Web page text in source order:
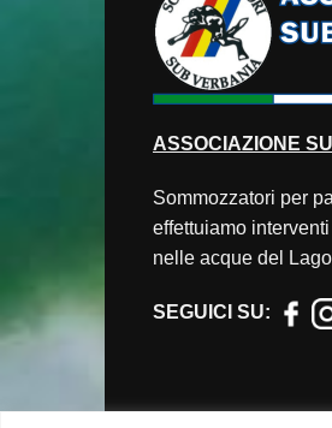
ASSOCIAZIONE
Sommozzatori per
effettuiamo
nelle acque del
SEGUICI SU: